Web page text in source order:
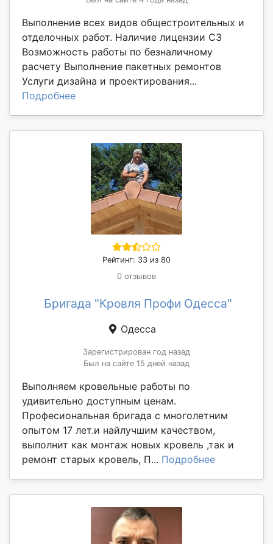
Выполнение всех видов общестроительных и
отделочных работ. Наличие лицензии С3
Возможность работы по безналичному
расчету Выполнение пакетных ремонтов
Услуги дизайна и проектирования...
Подробнее
Рейтинг: 33 из 80
0 отзывов
Бригада "Кровля Профи Одесса"
Одесса
Зарегистрирован год назад
Был на сайте 15 дней назад
Выполняем кровельные работы по
удивительно доступным ценам.
Професиональная бригада с многолетним
опытом 17 лет.и найлучшим качеством,
выполнит как монтаж новых кровель ,так и
ремонт старых кровель, П... Подробнее